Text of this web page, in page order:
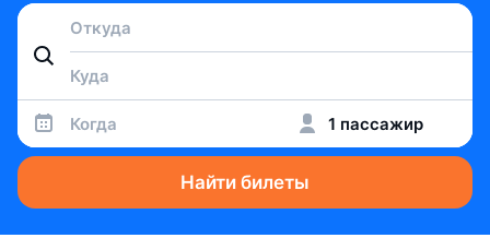
Когда 1 пассажир
Найти билеты